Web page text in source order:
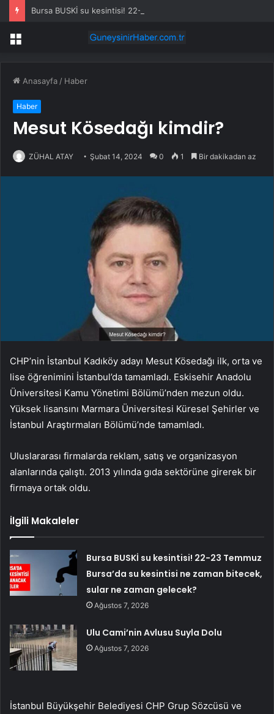
Menü
Anasayfa / Haber
Haber
Mesut Kösedağı kimdir?
ZÜHAL ATAY Şubat 14, 2024 0 1 Bir dakikadan az
CHP’nin İstanbul Kadıköy adayı Mesut Kösedağı ilk, orta ve
lise öğrenimini İstanbul’da tamamladı. Eskisehir Anadolu
Üniversitesi Kamu Yönetimi Bölümü’nden mezun oldu.
Yüksek lisansını Marmara Üniversitesi Küresel Şehirler ve
İstanbul Araştırmaları Bölümü’nde tamamladı.
Uluslararası firmalarda reklam, satış ve organizasyon
alanlarında çalıştı. 2013 yılında gıda sektörüne girerek bir
firmaya ortak oldu.
İlgili Makaleler
Bursa BUSKİ su kesintisi! 22-23 Temmuz
Bursa’da su kesintisi ne zaman bitecek,
sular ne zaman gelecek?
Ağustos 7, 2026
Ulu Cami’nin Avlusu Suyla Dolu
Ağustos 7, 2026
İstanbul Büyükşehir Belediyesi CHP Grup Sözcüsü ve